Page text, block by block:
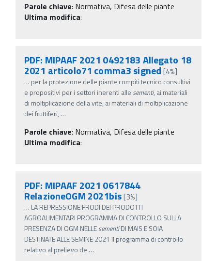
Parole chiave: Normativa, Difesa delle piante
Ultima modifica:
PDF: MIPAAF 2021 0492183 Allegato 18
2021 articolo71 comma3 signed[4%]
… per la protezione delle piante compiti tecnico consultivi
e propositivi per i settori inerenti alle sementi, ai materiali
di moltiplicazione della vite, ai materiali di moltiplicazione
dei fruttiferi, …
Parole chiave: Normativa, Difesa delle piante
Ultima modifica:
PDF: MIPAAF 2021 0617844
RelazioneOGM 2021bis[3%]
… LA REPRESSIONE FRODI DEI PRODOTTI
AGROALIMENTARI PROGRAMMA DI CONTROLLO SULLA
PRESENZA DI OGM NELLEsementiDI MAIS E SOIA
DESTINATE ALLE SEMINE 2021 Il programma di controllo
relativo al prelievo de …